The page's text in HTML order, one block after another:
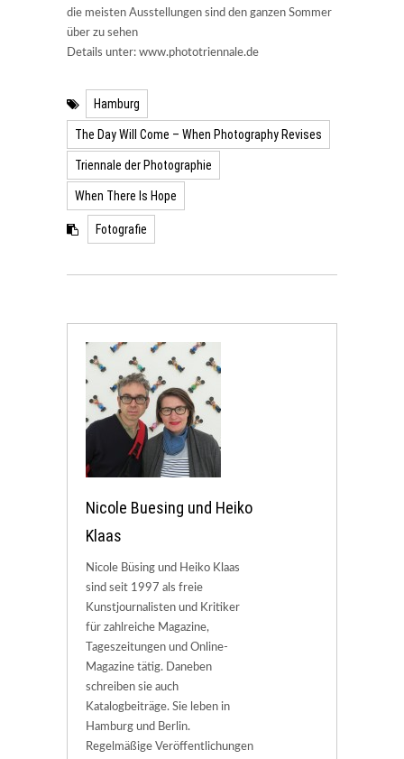
die meisten Ausstellungen sind den ganzen Sommer
über zu sehen
Details unter: www.phototriennale.de
Hamburg
The Day Will Come – When Photography Revises
Triennale der Photographie
When There Is Hope
Fotografie
Nicole Buesing und Heiko
Klaas
Nicole Büsing und Heiko Klaas
sind seit 1997 als freie
Kunstjournalisten und Kritiker
für zahlreiche Magazine,
Tageszeitungen und Online-
Magazine tätig. Daneben
schreiben sie auch
Katalogbeiträge. Sie leben in
Hamburg und Berlin.
Regelmäßige Veröffentlichungen